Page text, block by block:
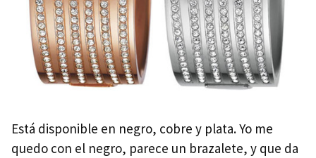
Está disponible en negro, cobre y plata. Yo me
quedo con el negro, parece un brazalete, y que da